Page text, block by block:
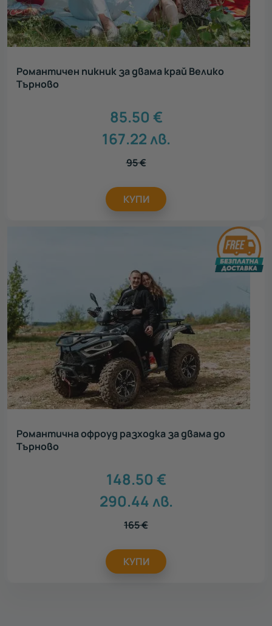
Романтичен пикник за двама край Велико
Търново
85.50 €
167.22лв.
95€
КУПИ
Романтична офроуд разходка за двама до
Търново
148.50 €
290.44лв.
165€
КУПИ